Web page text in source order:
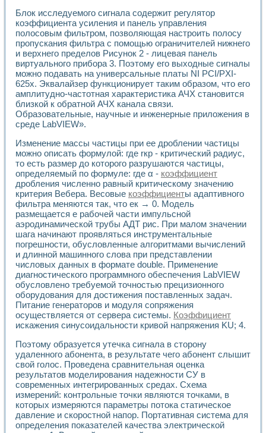
Развитие LabVIEW лабораторного практикума по
Разработка виртуальной лаборатории по электротехнике
Усовершенствованные алгоритмы частотного анализа
Об опыте работы учебного центра «Технологии
Технологии NI в магистерской программе «Прикладная
Система диагностики двигателей постоянного тока
Автоматизированный стенд формирования
Лабораторный практикум по курсу ИИС на базе
Партнеры
Академические и отраслевые институты
Учебные заведения
Контакты
Блок исследуемого сигнала содержит регулятор
коэффициента усиления и панель управления
полосовым фильтром, позволяющая настроить полосу
пропускания фильтра с помощью ограничителей нижнего
и верхнего пределов Рисунок 2 - лицевая панель
виртуального прибора 3. Поэтому его выходные сигналы
можно подавать на универсальные платы NI PCI/PXI-
625x. Эквалайзер функционирует таким образом, что его
амплитудно-частотная характеристика АЧХ становится
близкой к обратной АЧХ канала связи.
Образовательные, научные и инженерные приложения в
среде LabVIEW».
Изменение массы частицы при ее дроблении частицы
можно описать формулой: где rкр - критический радиус,
то есть размер до которого разрушаются частицы,
определяемый по формуле: где α - коэффициент
дробления численно равный критическому значению
критерия Вебера. Весовые коэффициенты адаптивного
фильтра меняются так, что ек → 0. Модель
размещается е рабочей части импульсной
аэродинамической трубы АДТ рис. При малом значении
шага начинают проявляться инструментальные
погрешности, обусловленные алгоритмами вычислений
и длинной машинного слова при представлении
числовых данных в формате double. Применение
диагностического программного обеспечения LabVIEW
обусловлено требуемой точностью прецизионного
оборудования для достижения поставленных задач.
Питание генераторов и модуля сопряжения
осуществляется от сервера системы. Коэффициент
искажения синусоидальности кривой напряжения KU; 4.
Поэтому образуется утечка сигнала в сторону
удаленного абонента, в результате чего абонент слышит
свой голос. Проведена сравнительная оценка
результатов моделирования надежности СУ в
современных интегрированных средах. Схема
измерений: контрольные точки являются точками, в
которых измеряются параметры потока статическое
давление и скоростной напор. Портативная система для
определения показателей качества электрической